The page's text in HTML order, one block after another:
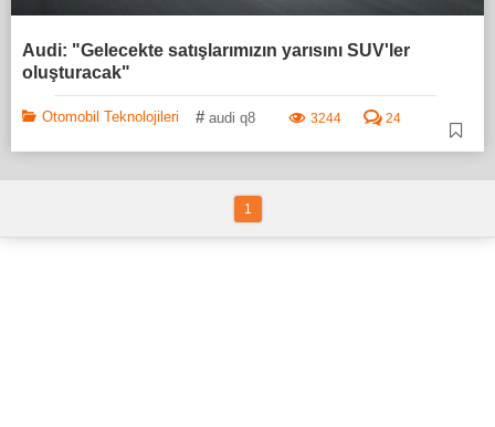
Audi: "Gelecekte satışlarımızın yarısını SUV'ler
oluşturacak"
Otomobil Teknolojileri # audi q8 3244 24
1